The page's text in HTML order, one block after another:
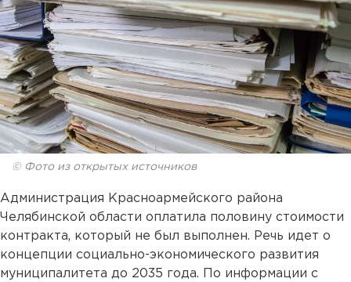
© Фото из открытых источников
Администрация Красноармейского района
Челябинской области оплатила половину стоимости
контракта, который не был выполнен. Речь идет о
концепции социально-экономического развития
муниципалитета до 2035 года. По информации с